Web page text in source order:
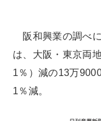
阪和興業の調べ
は、大阪・東京両
1％）減の13万
1％減。